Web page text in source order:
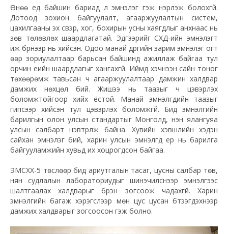
Өнөө үед байшин бариад л эмнэлэг гэж нэрлэж болохгүй.
Дотоод зохион байгуулалт, агааржуулалтын систем,
цахилгааны эх үүсвэр, хог, бохирын усны хаягдлыг анхнаас нь
зөв төлөвлөх шаардлагатай. Эдгээрийг СХД-ийн эмнэлэгт
иж бүрнээр нь хийсэн. Одоо манай дүүргийн зарим эмнэлэг огт
өөр зориулалтаар барьсан байшинд ажиллаж байгаа тул
орчин үеийн шаардлагыг хангахгүй. Иймд хэчнээн сайн тоног
төхөөрөмж тавьсан ч агааржуулалтаар дамжин халдвар
дамжих нөхцөл бий. Жишээ нь таазыг ч цэвэрлэх
боломжтойгоор хийх ёстой. Манай эмнэлгүүдийн таазыг
гипсээр хийсэн тул цэвэрлэх боломжгүй. Бид эмнэлгийн
барилгын олон улсын стандартыг Монголд, нэн ялангуяа
улсын салбарт нэвтрүүлж байна. Хувийн хэвшлийн хэдэн
сайхан эмнэлэг бий, харин улсын эмнэлгүүд ер нь барилга
байгууламжийн хувьд их хоцрогдсон байгаа.
ЭМСХХ-5 төслөөр бид ариутгалын тасаг, цусны салбар төв,
нян судлалын лабораториудыг шинэчилснээр эмнэлгээс
шалтгаалах халдварыг бүрэн зогсоож чадахгүй. Харин
эмнэлгийн багаж хэрэгслээр мөн цус цусан бүтээгдэхүүнээр
дамжих халдварыг зогсоосон гэж болно.